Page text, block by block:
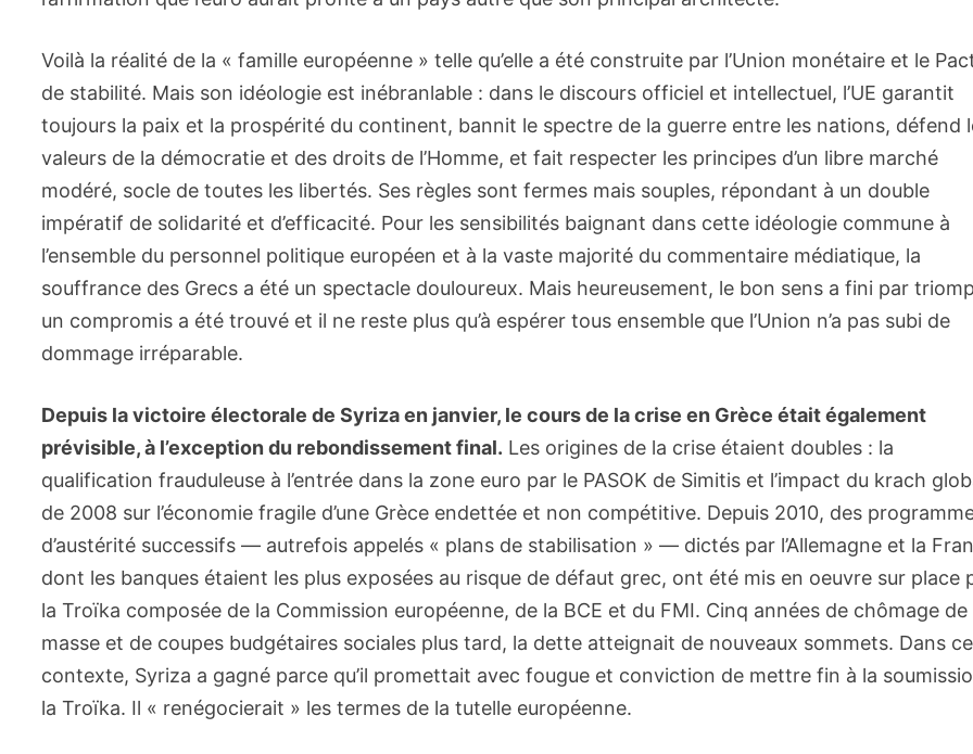
Voilà la réalité de la « famille européenne » telle qu’elle a été construite par l’Union monétaire et le
de stabilité. Mais son idéologie est inébranlable : dans le discours officiel et intellectuel, l’UE garantit
toujours la paix et la prospérité du continent, bannit le spectre de la guerre entre les nations, défend
valeurs de la démocratie et des droits de l’Homme, et fait respecter les principes d’un libre marché
modéré, socle de toutes les libertés. Ses règles sont fermes mais souples, répondant à un double
impératif de solidarité et d’efficacité. Pour les sensibilités baignant dans cette idéologie commune à
l’ensemble du personnel politique européen et à la vaste majorité du commentaire médiatique, la
souffrance des Grecs a été un spectacle douloureux. Mais heureusement, le bon sens a fini par
un compromis a été trouvé et il ne reste plus qu’à espérer tous ensemble que l’Union n’a pas subi de
dommage irréparable.
Depuis la victoire électorale de Syriza en janvier, le cours de la crise en Grèce était également
prévisible, à l’exception du rebondissement final. Les origines de la crise étaient doubles : la
qualification frauduleuse à l’entrée dans la zone euro par le PASOK de Simitis et l’impact du krach
de 2008 sur l’économie fragile d’une Grèce endettée et non compétitive. Depuis 2010, des
d’austérité successifs — autrefois appelés « plans de stabilisation » — dictés par l’Allemagne et la
dont les banques étaient les plus exposées au risque de défaut grec, ont été mis en oeuvre sur place
la Troïka composée de la Commission européenne, de la BCE et du FMI. Cinq années de chômage de
masse et de coupes budgétaires sociales plus tard, la dette atteignait de nouveaux sommets. Dans ce
contexte, Syriza a gagné parce qu’il promettait avec fougue et conviction de mettre fin à la
la Troïka. Il « renégocierait » les termes de la tutelle européenne.